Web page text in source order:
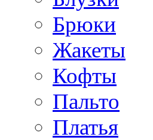
Брюки
Жакеты
Кофты
Пальто
Платья